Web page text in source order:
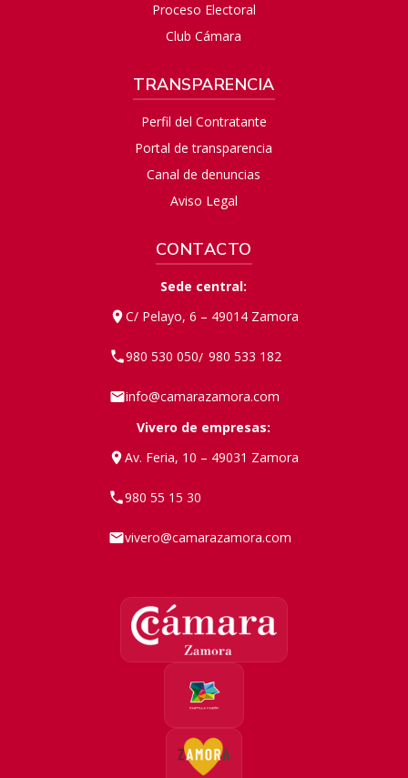
Proceso Electoral
Club Cámara
TRANSPARENCIA
Perfil del Contratante
Portal de transparencia
Canal de denuncias
Aviso Legal
CONTACTO
Sede central:
C/ Pelayo, 6 – 49014 Zamora
980 530 050/ 980 533 182
info@camarazamora.com
Vivero de empresas:
Av. Feria, 10 – 49031 Zamora
980 55 15 30
vivero@camarazamora.com